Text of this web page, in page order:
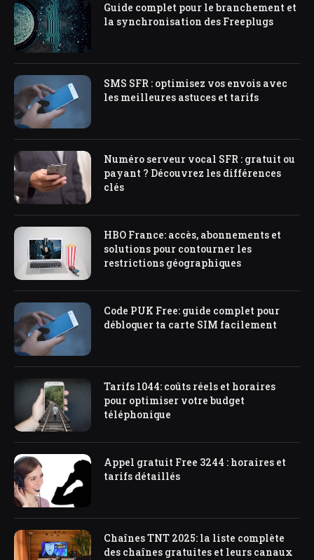
Guide complet pour le branchement et
la synchronisation des Freeplugs
SMS SFR : optimisez vos envois avec
les meilleures astuces et tarifs
Numéro serveur vocal SFR : gratuit ou
payant ? Découvrez les différences
clés
HBO France: accès, abonnements et
solutions pour contourner les
restrictions géographiques
Code PUK Free: guide complet pour
débloquer ta carte SIM facilement
Tarifs 1044: coûts réels et horaires
pour optimiser votre budget
téléphonique
Appel gratuit Free 3244 : horaires et
tarifs détaillés
Chaînes TNT 2025: la liste complète
des chaînes gratuites et leurs canaux